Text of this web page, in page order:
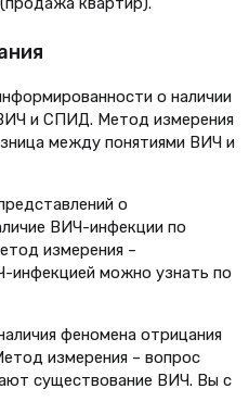
о наличии
и СПИД. Метод измерения
между понятиями ВИЧ и
о
ВИЧ-инфекции по
измерения –
инфекцией можно узнать по
феномена отрицания
измерения – вопрос
существование ВИЧ. Вы с